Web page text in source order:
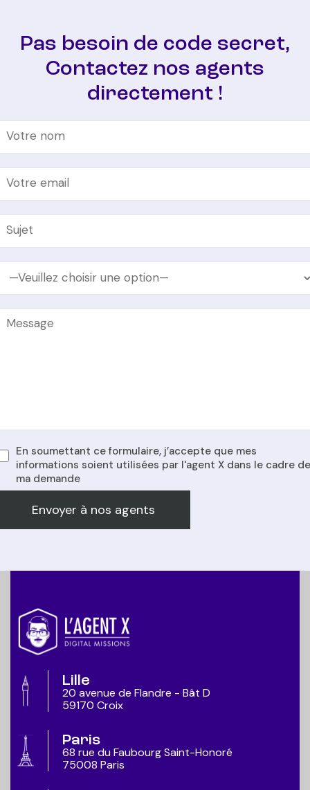
Pas besoin de code secret,
Contactez nos agents
directement !
En soumettant ce formulaire, j’accepte que mes
informations soient utilisées par l'agent X dans le cadre de
ma demande
Lille
20 avenue de Flandre - Bât D
59170 Croix
Paris
68 rue du Faubourg Saint-Honoré
75008 Paris